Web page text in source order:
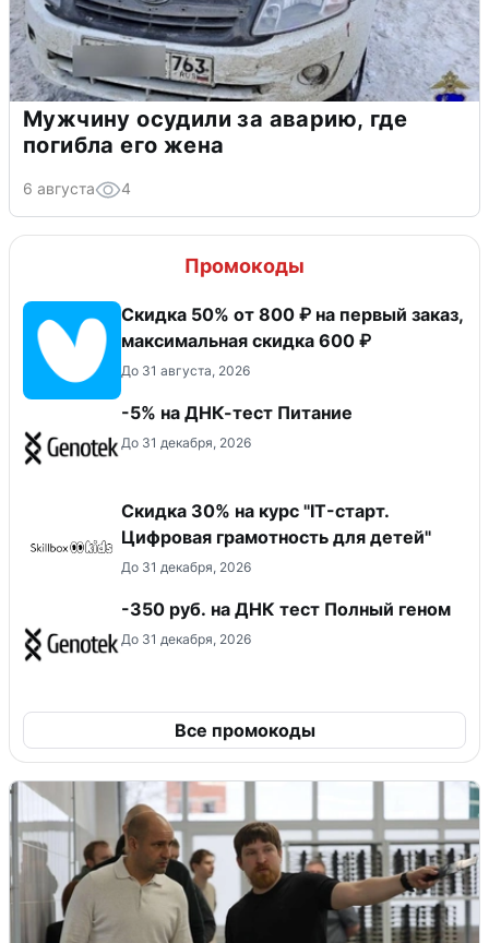
Мужчину осудили за аварию, где
погибла его жена
6 августа 4
Промокоды
Скидка 50% от 800 ₽ на первый заказ,
максимальная скидка 600 ₽
До 31 августа, 2026
-5% на ДНК-тест Питание
До 31 декабря, 2026
Скидка 30% на курс "IT-старт.
Цифровая грамотность для детей"
До 31 декабря, 2026
-350 руб. на ДНК тест Полный геном
До 31 декабря, 2026
Все промокоды